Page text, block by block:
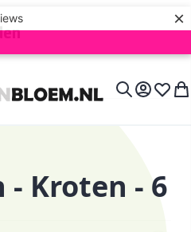
×
Search
Account
- Kroten - 6